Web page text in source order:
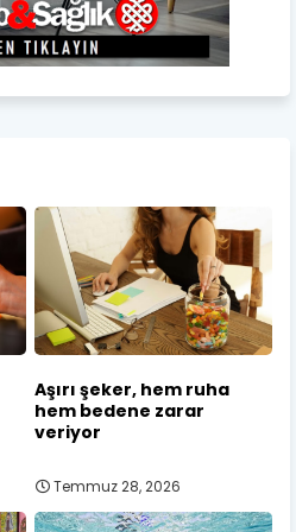
Aşırı şeker, hem ruha
hem bedene zarar
veriyor
Temmuz 28, 2026